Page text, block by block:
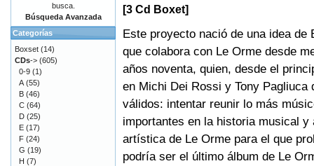
[3 Cd Boxet]
Este proyecto nació de una idea de
que colabora con Le Orme desde
años noventa, quien, desde el
en Michi Dei Rossi y Tony Pagliuca
válidos: intentar reunir lo más
importantes en la historia musical y
artística de Le Orme para el que
podría ser el último álbum de Le
busca.
Búsqueda Avanzada
Categorías
Boxset (14)
CDs-> (605)
0-9 (1)
A (55)
B (46)
C (64)
D (25)
E (17)
F (24)
G (19)
H (7)